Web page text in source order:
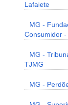
Lafaiete
MG -
Consumidor
MG -
TJMG
MG -